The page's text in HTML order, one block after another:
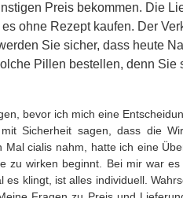
Preis bekommen. Die
ohne Rezept kaufen. Der
Sie sicher, dass heute
Pillen bestellen, denn Sie
bevor ich mich eine
Sicherheit sagen, dass die
cialis nahm, hatte ich eine
wirken beginnt. Bei mir war
klingt, ist alles individuell.